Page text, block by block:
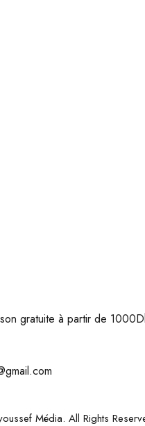
gratuite à partir de
Média. All Rights